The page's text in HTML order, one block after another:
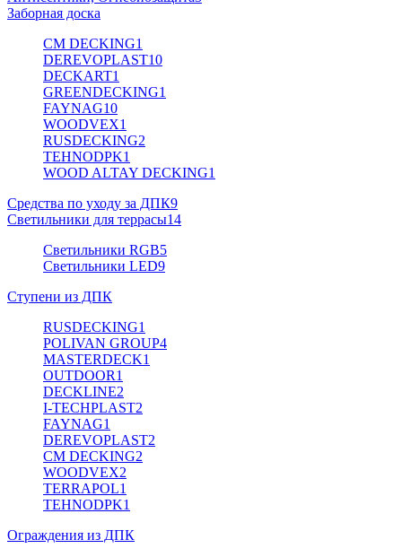
Заборная доска
CM DECKING1
DEREVOPLAST10
DECKART1
GREENDECKING1
FAYNAG10
WOODVEX1
RUSDECKING2
TEHNODPK1
WOOD ALTAY DECKING1
Средства по уходу за ДПК9
Светильники для террасы14
Светильники RGB5
Светильники LED9
Ступени из ДПК
RUSDECKING1
POLIVAN GROUP4
MASTERDECK1
OUTDOOR1
DECKLINE2
I-TECHPLAST2
FAYNAG1
DEREVOPLAST2
CM DECKING2
WOODVEX2
TERRAPOL1
TEHNODPK1
Ограждения из ДПК